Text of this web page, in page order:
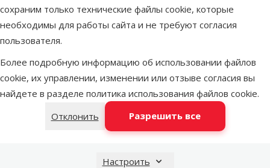
сохраним только технические файлы cookie, которые
необходимы для работы сайта и не требуют согласия
пользователя.
Более подробную информацию об использовании файлов
cookie, их управлении, изменении или отзыве согласия вы
найдете в разделе политика использования файлов cookie.
Отклонить
Разрешить все
Настроить
OMNIVA пакоматы недоступен
Добавить в корзину